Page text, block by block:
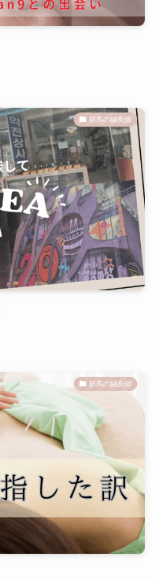
群馬の鍼灸師
群馬の鍼灸師